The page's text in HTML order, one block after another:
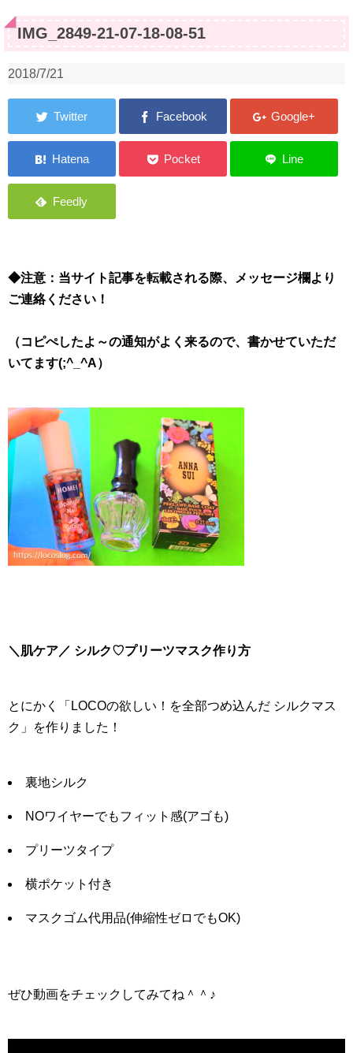
IMG_2849-21-07-18-08-51
2018/7/21
◆注意：当サイト記事を転載される際、メッセージ欄より
ご連絡ください！
（コピぺしたよ～の通知がよく来るので、書かせていただ
いてます(;^_^A）
＼肌ケア／ シルク♡プリーツマスク作り方
とにかく「LOCOの欲しい！を全部つめ込んだ シルクマス
ク」を作りました！
裏地シルク
NOワイヤーでもフィット感(アゴも)
プリーツタイプ
横ポケット付き
マスクゴム代用品(伸縮性ゼロでもOK)
ぜひ動画をチェックしてみてね＾＾♪